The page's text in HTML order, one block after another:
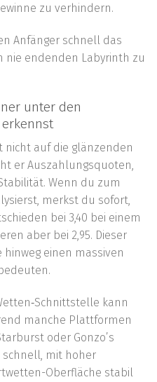
zu verhindern.
Anfänger schnell das
nie endenden Labyrinth zu
unter den
nicht auf die glänzenden
er Auszahlungsquoten,
Wenn du zum
merkst du sofort,
bei 3,40 bei einem
aber bei 2,95. Dieser
einen massiven
kann
manche Plattformen
oder Gonzo’s
schnell, mit hoher
Oberfläche stabil